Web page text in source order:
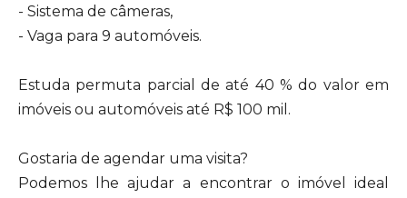
- Sistema de câmeras,
- Vaga para 9 automóveis.
Estuda permuta parcial de até 40 % do valor em
imóveis ou automóveis até R$ 100 mil.
Gostaria de agendar uma visita?
Podemos lhe ajudar a encontrar o imóvel ideal